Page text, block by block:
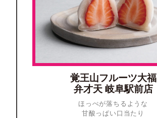
覚王山フルーツ大福
弁才天 岐阜駅前店
ほっぺが落ちるような
甘酸っぱい口当たり